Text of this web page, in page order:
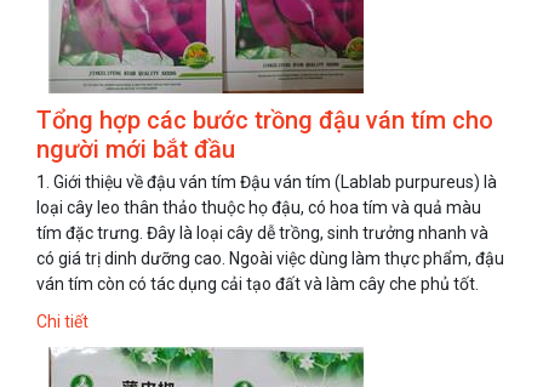
Tổng hợp các bước trồng đậu ván tím cho
người mới bắt đầu
1. Giới thiệu về đậu ván tím Đậu ván tím (Lablab purpureus) là
loại cây leo thân thảo thuộc họ đậu, có hoa tím và quả màu
tím đặc trưng. Đây là loại cây dễ trồng, sinh trưởng nhanh và
có giá trị dinh dưỡng cao. Ngoài việc dùng làm thực phẩm, đậu
ván tím còn có tác dụng cải tạo đất và làm cây che phủ tốt.
Chi tiết